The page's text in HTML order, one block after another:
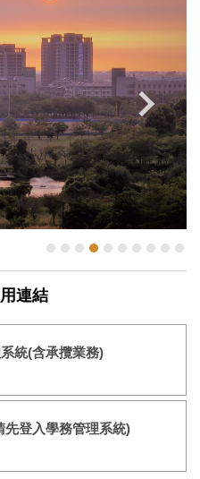
連結
統(含承攬業務)
登入學務管理系統)